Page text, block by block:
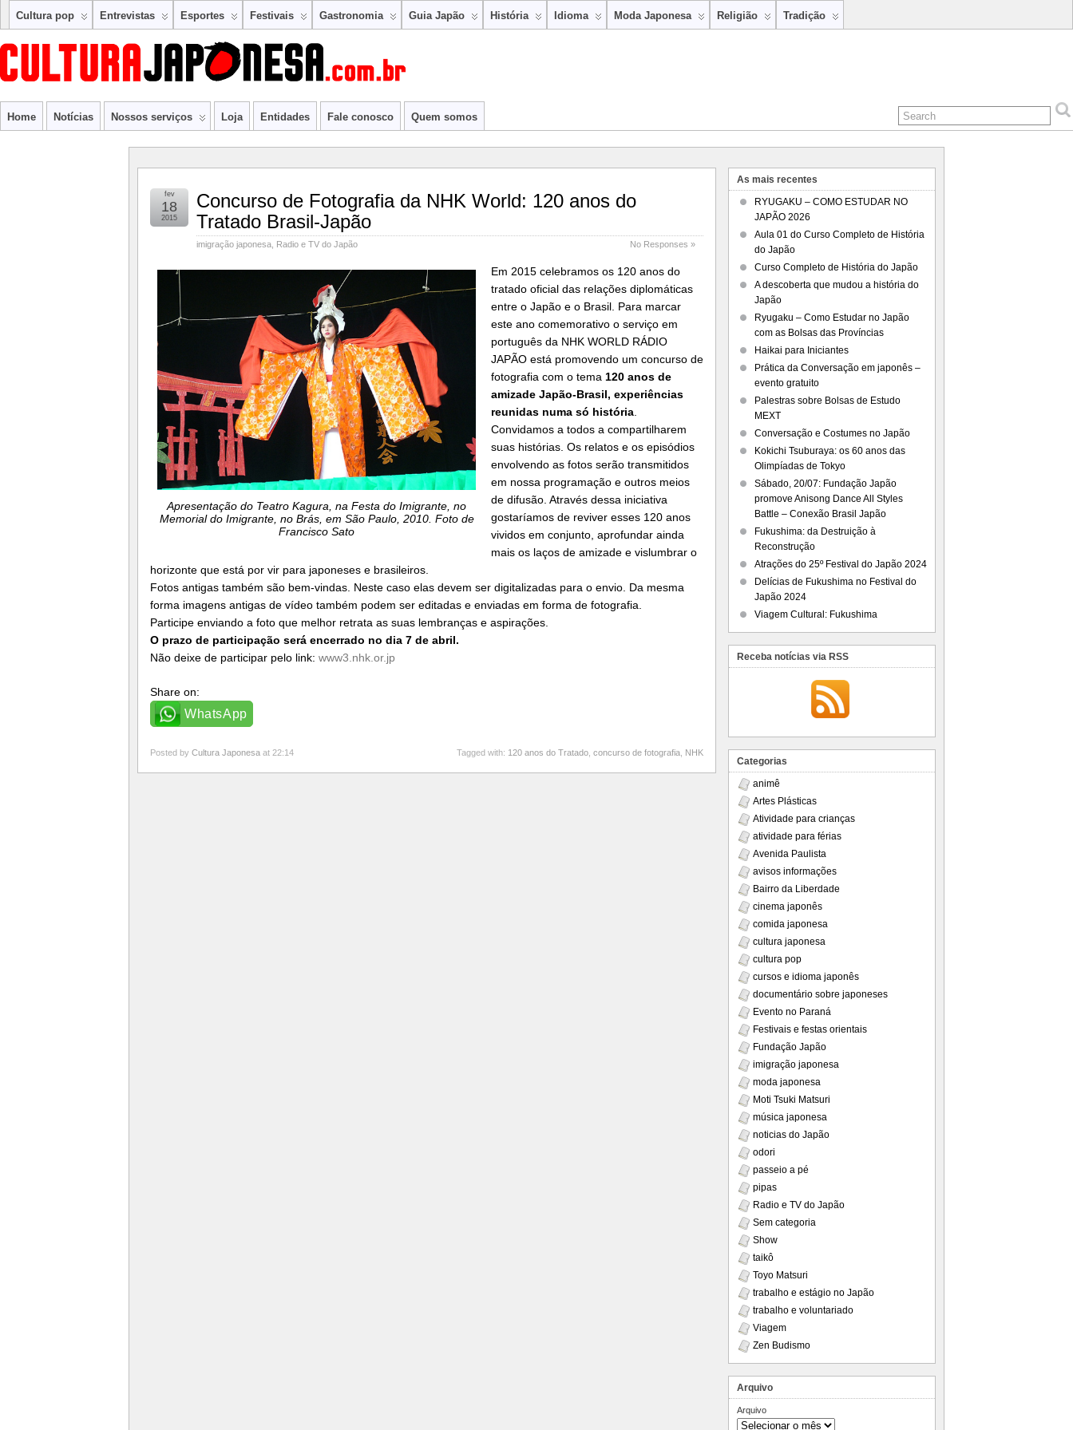
Cultura pop Entrevistas Esportes Festivais Gastronomia Guia Japão História Idioma Moda Japonesa Religião Tradição
Home Notícias Nossos serviços Loja Entidades Fale conosco Quem somos
Concurso de Fotografia da NHK World: 120 anos do
Tratado Brasil-Japão
imigração japonesa Radio e TV do Japão No Responses »
fev
18
2015
Apresentação do Teatro Kagura, na Festa do Imigrante, no
Memorial do Imigrante, no Brás, em São Paulo, 2010. Foto de
Francisco Sato
Em 2015 celebramos os 120 anos do
tratado oficial das relações diplomáticas
entre o Japão e o Brasil. Para marcar
este ano comemorativo o serviço em
português da NHK WORLD RÁDIO
JAPÃO está promovendo um concurso de
fotografia com o tema 120 anos de
amizade Japão-Brasil, experiências
reunidas numa só história
Convidamos a todos a compartilharem
suas histórias. Os relatos e os episódios
envolvendo as fotos serão transmitidos
em nossa programação e outros meios
de difusão. Através dessa iniciativa
gostaríamos de reviver esses 120 anos
vividos em conjunto, aprofundar ainda
mais os laços de amizade e vislumbrar o
horizonte que está por vir para japoneses e brasileiros.
Fotos antigas também são bem-vindas. Neste caso elas devem ser digitalizadas para o envio. Da mesma
forma imagens antigas de vídeo também podem ser editadas e enviadas em forma de fotografia.
Participe enviando a foto que melhor retrata as suas lembranças e aspirações.
O prazo de participação será encerrado no dia 7 de abril.
Não deixe de participar pelo link: www3.nhk.or.jp
Share on:
WhatsApp
Posted by Cultura Japonesa at 22:14 Tagged with: 120 anos do Tratado concurso de fotografia NHK
As mais recentes
RYUGAKU – COMO ESTUDAR NO
JAPÃO 2026
Aula 01 do Curso Completo de História
do Japão
Curso Completo de História do Japão
A descoberta que mudou a história do
Japão
Ryugaku – Como Estudar no Japão
com as Bolsas das Províncias
Haikai para Iniciantes
Prática da Conversação em japonês –
evento gratuito
Palestras sobre Bolsas de Estudo
MEXT
Conversação e Costumes no Japão
Kokichi Tsuburaya: os 60 anos das
Olimpíadas de Tokyo
Sábado, 20/07: Fundação Japão
promove Anisong Dance All Styles
Battle – Conexão Brasil Japão
Fukushima: da Destruição à
Reconstrução
Atrações do 25º Festival do Japão 2024
Delícias de Fukushima no Festival do
Japão 2024
Viagem Cultural: Fukushima
Receba notícias via RSS
Categorias
animê
Artes Plásticas
Atividade para crianças
atividade para férias
Avenida Paulista
avisos informações
Bairro da Liberdade
cinema japonês
comida japonesa
cultura japonesa
cultura pop
cursos e idioma japonês
documentário sobre japoneses
Evento no Paraná
Festivais e festas orientais
Fundação Japão
imigração japonesa
moda japonesa
Moti Tsuki Matsuri
música japonesa
noticias do Japão
odori
passeio a pé
pipas
Radio e TV do Japão
Sem categoria
Show
taikô
Toyo Matsuri
trabalho e estágio no Japão
trabalho e voluntariado
Viagem
Zen Budismo
Arquivo
Arquivo